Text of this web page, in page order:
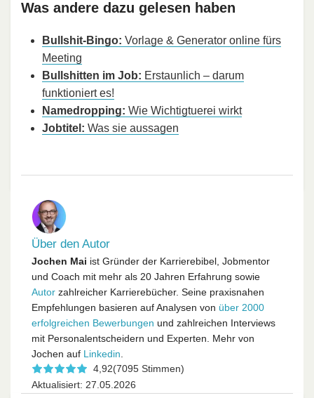
Was andere dazu gelesen haben
Bullshit-Bingo: Vorlage & Generator online fürs
Meeting
Bullshitten im Job: Erstaunlich – darum
funktioniert es!
Namedropping: Wie Wichtigtuerei wirkt
Jobtitel: Was sie aussagen
Über den Autor
Jochen Mai ist Gründer der Karrierebibel, Jobmentor
und Coach mit mehr als 20 Jahren Erfahrung sowie
Autor zahlreicher Karrierebücher. Seine praxisnahen
Empfehlungen basieren auf Analysen von über 2000
erfolgreichen Bewerbungen und zahlreichen Interviews
mit Personalentscheidern und Experten. Mehr von
Jochen auf Linkedin
4,92(7095 Stimmen)
Aktualisiert: 27.05.2026